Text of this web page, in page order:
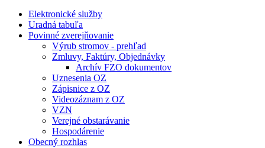
Elektronické služby
Uradná tabuľa
Povinné zverejňovanie
Výrub stromov - prehľad
Zmluvy, Faktúry, Objednávky
Archív FZO dokumentov
Uznesenia OZ
Zápisnice z OZ
Videozáznam z OZ
VZN
Verejné obstarávanie
Hospodárenie
Obecný rozhlas